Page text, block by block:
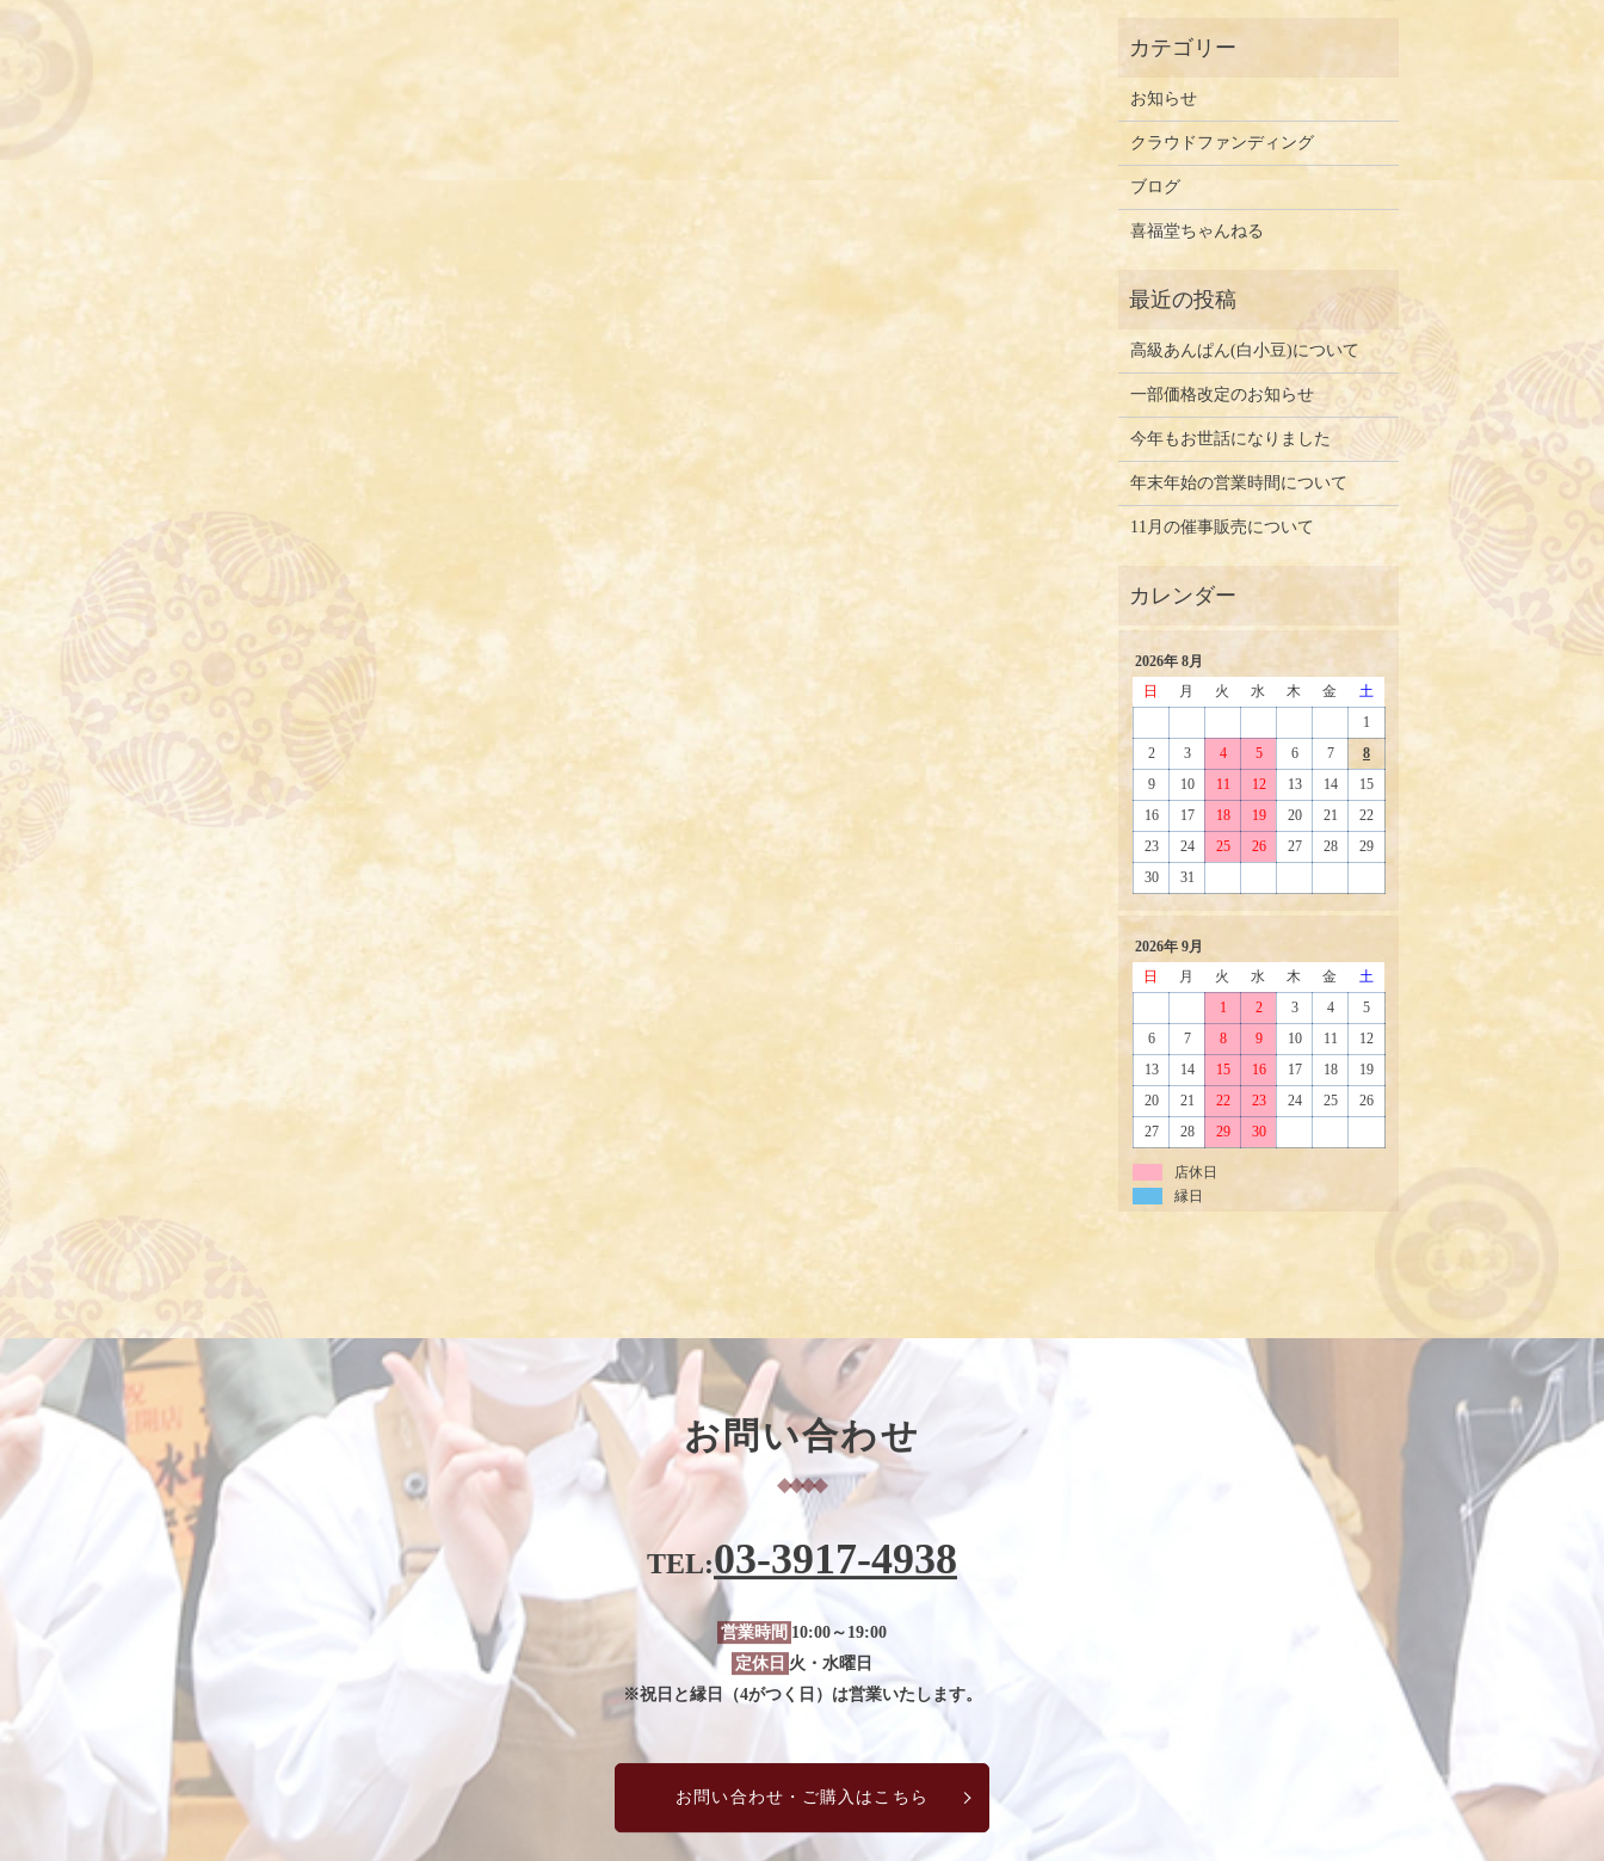
お知らせ
クラウドファンディング
ブログ
喜福堂ちゃんねる
高級あんぱん(白小豆)について
一部価格改定のお知らせ
今年もお世話になりました
年末年始の営業時間について
11月の催事販売について
2026年 8月
日
月 火 水 木 金
土
1
2
3 4 5 6 7
8
9
10 11 12 13 14
15
16
17 18 19 20 21
22
23
24 25 26 27 28
29
30
31
2026年 9月
日
月 火 水 木 金
土
1
2 3 4
5
6
7 8 9 10 11
12
13
14 15 16 17 18
19
20
21 22 23 24 25
26
27
28 29 30
店休日
縁日
お問い合わせ
TEL:03-3917-4938
営業時間 10:00～19:00
定休日 火・水曜日
※祝日と縁日（4がつく日）は営業いたします。
お問い合わせ・ご購入はこちら